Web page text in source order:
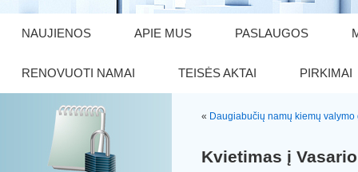
NAUJIENOS APIE MUS PASLAUGOS
RENOVUOTI NAMAI TEISĖS AKTAI PIRKIMAI
« Daugiabučių namų kiemų
Kvietimas į